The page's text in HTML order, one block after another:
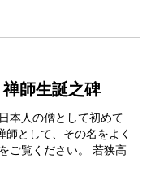
師生誕之碑
本人の僧として初めて
師として、その名をよく
ご覧ください。 若狭高